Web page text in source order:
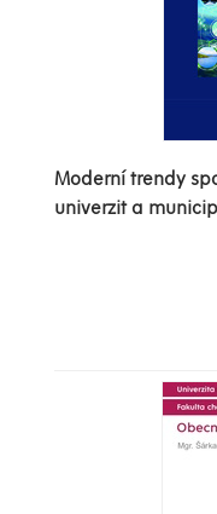
Moderní trendy
univerzit a